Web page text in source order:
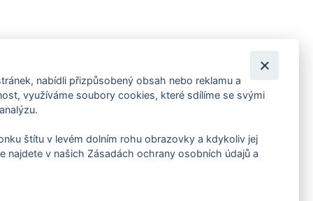
pozvánky na kulturní a sportovní akce?
nabídli přizpůsobený obsah nebo reklamu a
využíváme soubory cookies, které sdílíme se svými
štítu v levém dolním rohu obrazovky a kdykoliv jej
najdete v našich Zásadách ochrany osobních údajů a